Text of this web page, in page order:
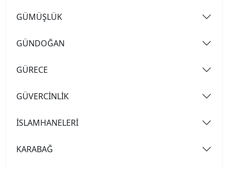
GÜMÜŞLÜK
GÜNDOĞAN
GÜRECE
GÜVERCİNLİK
İSLAMHANELERİ
KARABAĞ